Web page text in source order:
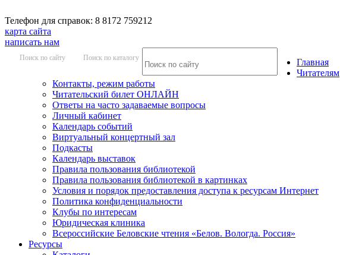
Телефон для справок: 8 8172 759212
карта сайта
написать нам
Поиск по сайту Поиск по каталогу
Главная
Читателям
Контакты, режим работы
Читательский билет ОНЛАЙН
Ответы на часто задаваемые вопросы
Личный кабинет
Календарь событий
Виртуальный концертный зал
Подкасты
Календарь выставок
Правила пользования библиотекой
Правила пользования библиотекой в картинках
Условия и порядок предоставления доступа к ресурсам Интернет
Политика конфиденциальности
Клубы по интересам
Юридическая клиника
Всероссийские Беловские чтения «Белов. Вологда. Россия»
Ресурсы